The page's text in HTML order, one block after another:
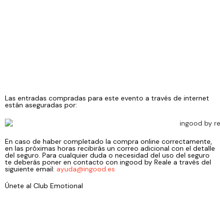
Las entradas compradas para este evento a través de internet
están aseguradas por:
En caso de haber completado la compra online correctamente,
en las próximas horas recibirás un correo adicional con el detalle
del seguro. Para cualquier duda o necesidad del uso del seguro
te deberás poner en contacto con ingood by Reale a través del
siguiente email: ayuda@ingood.es
Únete al Club Emotional